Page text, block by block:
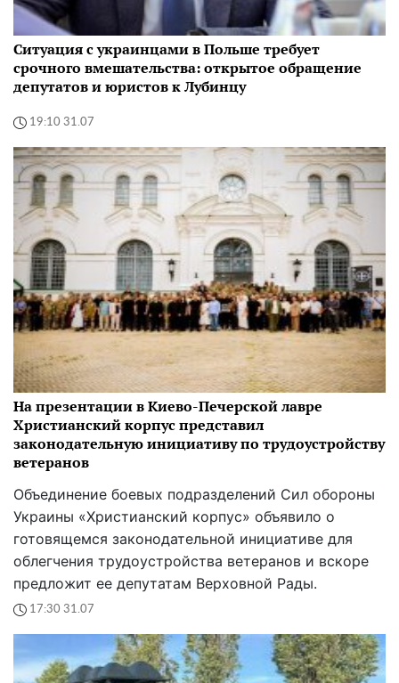
Ситуация с украинцами в Польше требует
срочного вмешательства: открытое обращение
депутатов и юристов к Лубинцу
19:10 31.07
На презентации в Киево-Печерской лавре
Христианский корпус представил
законодательную инициативу по трудоустройству
ветеранов
Объединение боевых подразделений Сил обороны
Украины «Христианский корпус» объявило о
готовящемся законодательной инициативе для
облегчения трудоустройства ветеранов и вскоре
предложит ее депутатам Верховной Рады.
17:30 31.07